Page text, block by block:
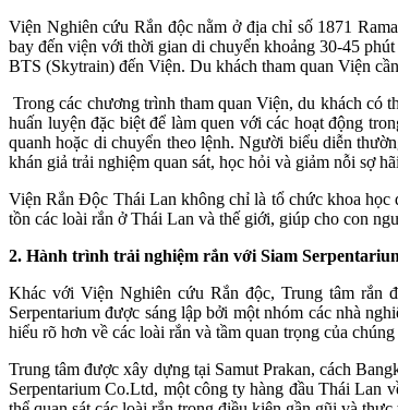
Viện Nghiên cứu Rắn độc nằm ở địa chỉ số 1871
bay đến viện với thời gian di chuyển khoảng 30-45
BTS (Skytrain) đến Viện. Du khách tham quan Viện
Trong các chương trình tham quan Viện, du khách có
huấn luyện đặc biệt để làm quen với các hoạt động
quanh hoặc di chuyển theo lệnh. Người biểu diễn
khán giả trải nghiệm quan sát, học hỏi và giảm nỗi sợ
Viện Rắn Độc Thái Lan không chỉ là tổ chức khoa học
tồn các loài rắn ở Thái Lan và thế giới, giúp cho con
2. Hành trình trải nghiệm rắn với Siam
Khác với Viện Nghiên cứu Rắn độc, Trung tâm rắn
Serpentarium được sáng lập bởi một nhóm các nhà
hiểu rõ hơn về các loài rắn và tầm quan trọng của
Trung tâm được xây dựng tại Samut Prakan, cách
Serpentarium Co.Ltd, một công ty hàng đầu Thái Lan